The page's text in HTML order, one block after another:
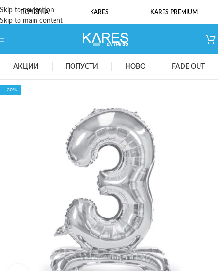
Skip to navigation
Skip to main content
ПОЧЕТНА KARES KARES PREMIUM
АКЦИИ ПОПУСТИ НОВО FADE OUT
-30%